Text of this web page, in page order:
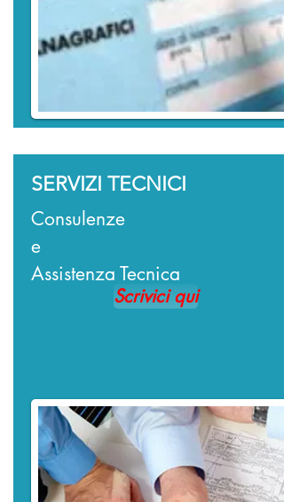
SERVIZI TECNICI
Consulenze
e
Assistenza Tecnica
Scrivici qui